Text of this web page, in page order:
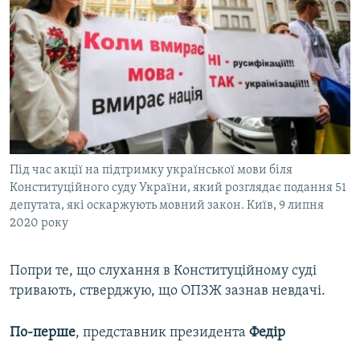
Під час акції на підтримку української мови біля
Конституційного суду України, який розглядає подання 51
депутата, які оскаржують мовний закон. Київ, 9 липня
2020 року
Попри те, що слухання в Конституційному суді
тривають, стверджую, що ОПЗЖ зазнав невдачі.
По-перше, представник президента Федір